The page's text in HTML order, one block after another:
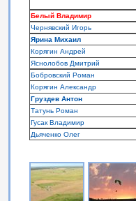
Белый Владимир
Чернявский Игорь
Ярина Михаил
Корягин Андрей
Яснолобов Дмитрий
Бобровский Роман
Корягин Александр
Груздев Антон
Татунь Роман
Гусак Владимир
Дьяченко Олег